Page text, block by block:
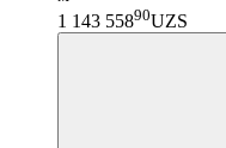
1 143 55890UZS